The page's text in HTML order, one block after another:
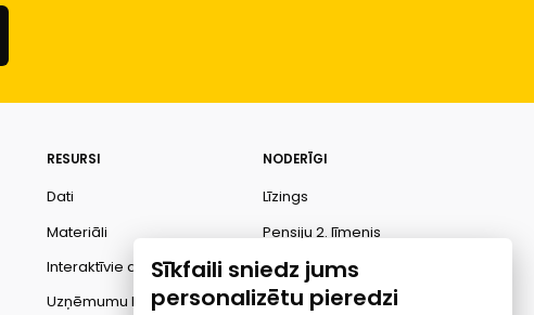
RESURSI
Dati
Materiāli
Interaktīvie dati
Uzņēmumu kredītspējas
NODERĪGI
Līzings
Pensiju 2. līmenis
Finanšu pratība
Ombuds
Sīkfaili sniedz jums
personalizētu pieredzi